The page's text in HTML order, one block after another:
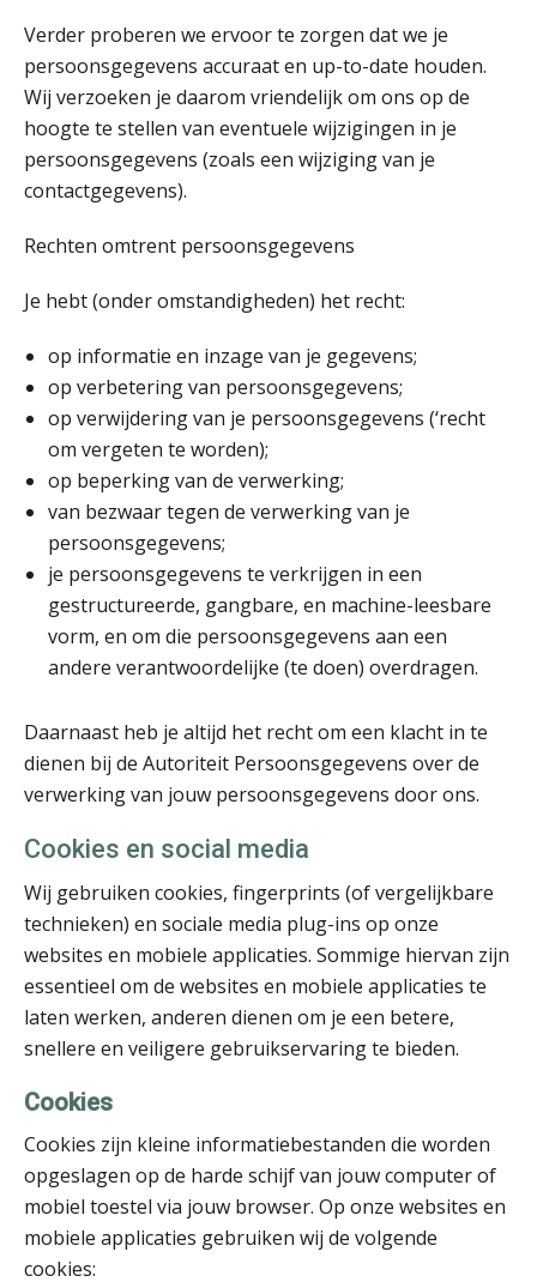
Verder proberen we ervoor te zorgen dat we je
persoonsgegevens accuraat en up-to-date houden.
Wij verzoeken je daarom vriendelijk om ons op de
hoogte te stellen van eventuele wijzigingen in je
persoonsgegevens (zoals een wijziging van je
contactgegevens).
Rechten omtrent persoonsgegevens
Je hebt (onder omstandigheden) het recht:
op informatie en inzage van je gegevens;
op verbetering van persoonsgegevens;
op verwijdering van je persoonsgegevens (‘recht
om vergeten te worden);
op beperking van de verwerking;
van bezwaar tegen de verwerking van je
persoonsgegevens;
je persoonsgegevens te verkrijgen in een
gestructureerde, gangbare, en machine-leesbare
vorm, en om die persoonsgegevens aan een
andere verantwoordelijke (te doen) overdragen.
Daarnaast heb je altijd het recht om een klacht in te
dienen bij de Autoriteit Persoonsgegevens over de
verwerking van jouw persoonsgegevens door ons.
Cookies en social media
Wij gebruiken cookies, fingerprints (of vergelijkbare
technieken) en sociale media plug-ins op onze
websites en mobiele applicaties. Sommige hiervan zijn
essentieel om de websites en mobiele applicaties te
laten werken, anderen dienen om je een betere,
snellere en veiligere gebruikservaring te bieden.
Cookies
Cookies zijn kleine informatiebestanden die worden
opgeslagen op de harde schijf van jouw computer of
mobiel toestel via jouw browser. Op onze websites en
mobiele applicaties gebruiken wij de volgende
cookies:
René van der Paardt
John Bult
Albert Heeling
Bob de Koning
Arnaud Booij
Herman van Kesteren